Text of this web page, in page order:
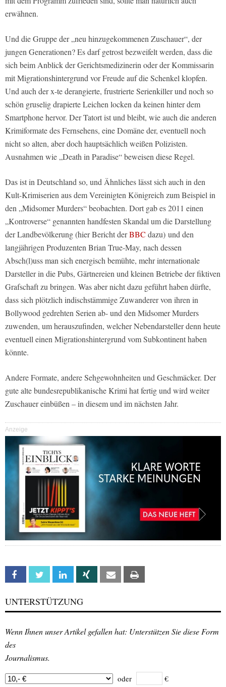
erwähnen.
Und die Gruppe der „neu hinzugekommenen Zuschauer“, der
jungen Generationen? Es darf getrost bezweifelt werden, dass die
sich beim Anblick der Gerichtsmedizinerin oder der Kommissarin
mit Migrationshintergrund vor Freude auf die Schenkel klopfen.
Und auch der x-te derangierte, frustrierte Serienkiller und noch so
schön gruselig drapierte Leichen locken da keinen hinter dem
Smartphone hervor. Der Tatort ist und bleibt, wie auch die anderen
Krimiformate des Fernsehens, eine Domäne der, eventuell noch
nicht so alten, aber doch hauptsächlich weißen Polizisten.
Ausnahmen wie „Death in Paradise“ beweisen diese Regel.
Das ist in Deutschland so, und Ähnliches lässt sich auch in den
Kult-Krimiserien aus dem Vereinigten Königreich zum Beispiel in
den „Midsomer Murders“ beobachten. Dort gab es 2011 einen
„Kontroverse“ genannten handfesten Skandal um die Darstellung
der Landbevölkerung (hier Bericht derBBC dazu) und den
langjährigen Produzenten Brian True-May, nach dessen
Absch(l)uss man sich energisch bemühte, mehr internationale
Darsteller in die Pubs, Gärtnereien und kleinen Betriebe der fiktiven
Grafschaft zu bringen. Was aber nicht dazu geführt haben dürfte,
dass sich plötzlich indischstämmige Zuwanderer von ihren in
Bollywood gedrehten Serien ab- und den Midsomer Murders
zuwenden, um herauszufinden, welcher Nebendarsteller denn heute
eventuell einen Migrationshintergrund vom Subkontinent haben
könnte.
Andere Formate, andere Sehgewohnheiten und Geschmäcker. Der
gute alte bundesrepublikanische Krimi hat fertig und wird weiter
Zuschauer einbüßen – in diesem und im nächsten Jahr.
Anzeige
Facebook Twitter Linkedin Xing Email
UNTERSTÜTZUNG
Wenn Ihnen unser Artikel gefallen hat: Unterstützen Sie diese Form
des
Journalismus.
oder €